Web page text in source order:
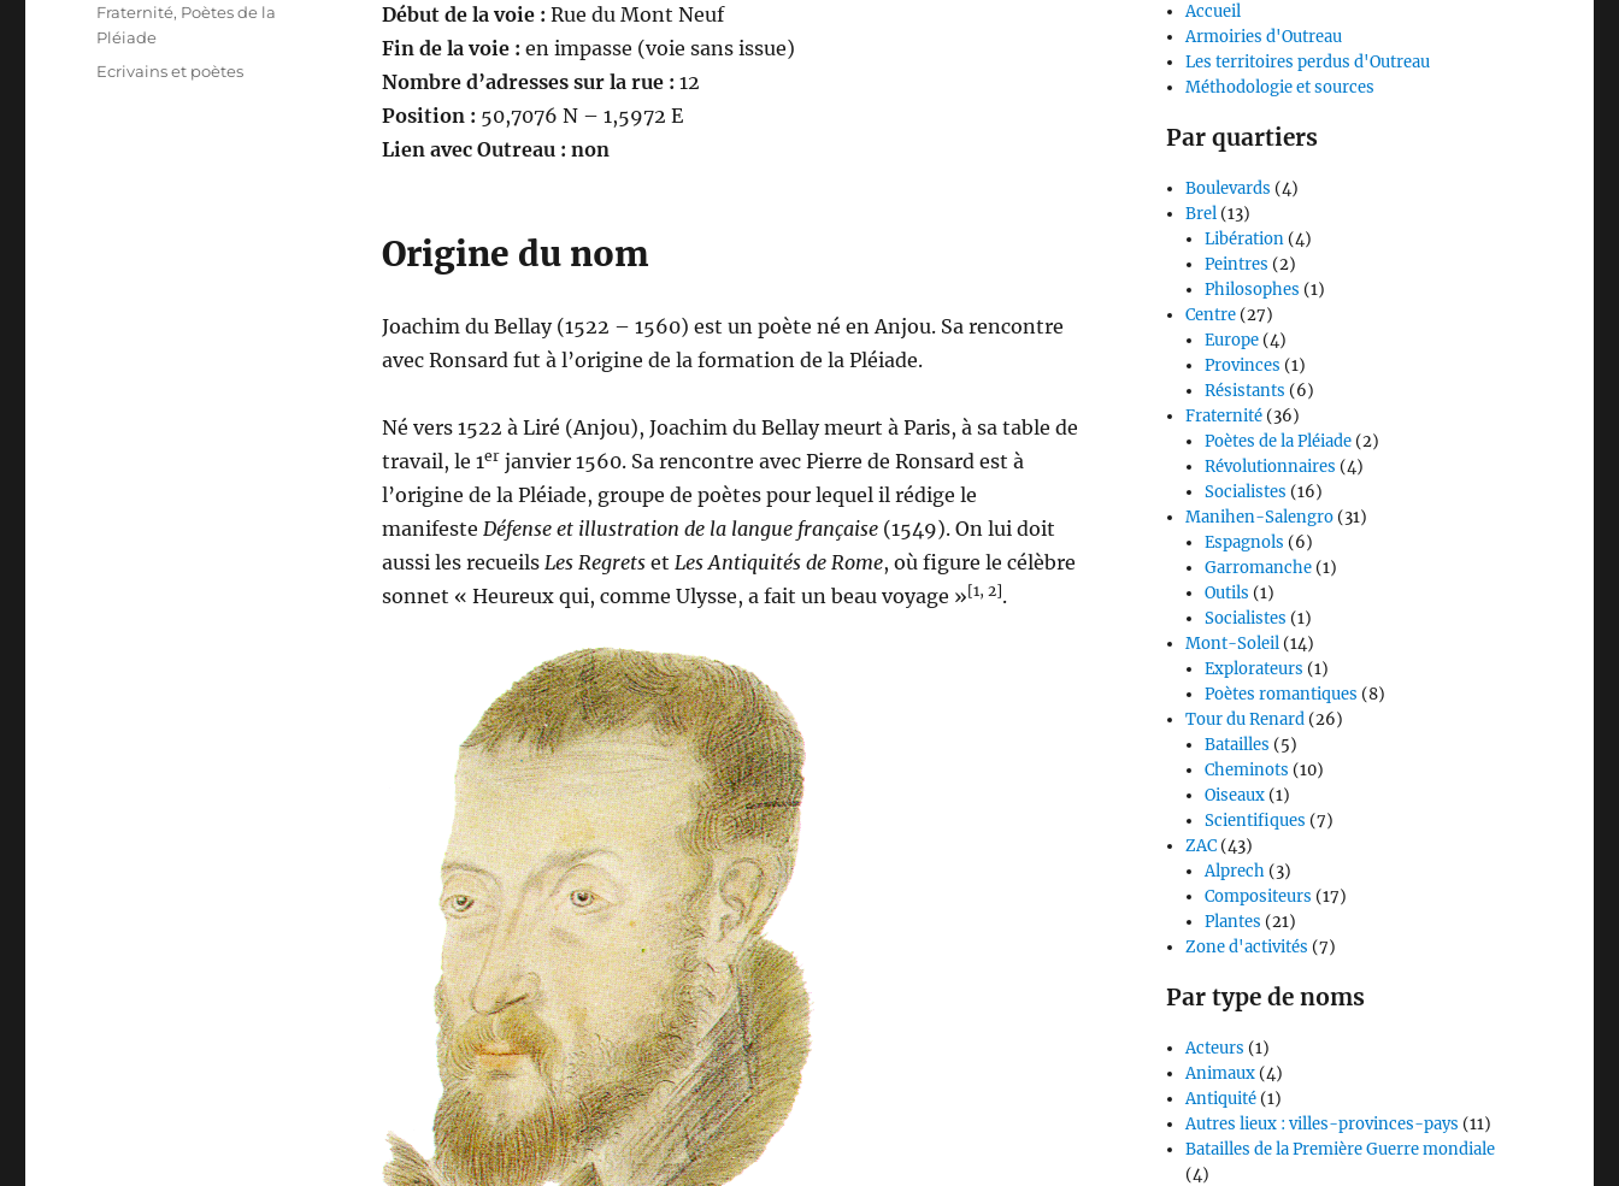
Début de la voie : Rue du Mont Neuf
Fin de la voie : en impasse (voie sans issue)
Nombre d’adresses sur la rue : 12
Position : 50,7076 N – 1,5972 E
Lien avec Outreau : non
Origine du nom
Joachim du Bellay (1522 – 1560) est un poète né en Anjou. Sa rencontre
avec Ronsard fut à l’origine de la formation de la Pléiade.
Né vers 1522 à Liré (Anjou), Joachim du Bellay meurt à Paris, à sa table de
travail, le 1erjanvier 1560. Sa rencontre avec Pierre de Ronsard est à
l’origine de la Pléiade, groupe de poètes pour lequel il rédige le
manifeste Défense et illustration de la langue française(1549). On lui doit
aussi les recueils Les Regretset Les Antiquités de Rome, où figure le célèbre
sonnet « Heureux qui, comme Ulysse, a fait un beau voyage »[1, 2].
Catégories
Fraternité, Poètes de la
Pléiade
Étiquettes
Ecrivains et poètes
Accueil
Armoiries d'Outreau
Les territoires perdus d'Outreau
Méthodologie et sources
Par quartiers
Boulevards (4)
Brel (13)
Libération (4)
Peintres (2)
Philosophes (1)
Centre (27)
Europe (4)
Provinces (1)
Résistants (6)
Fraternité (36)
Poètes de la Pléiade (2)
Révolutionnaires (4)
Socialistes (16)
Manihen-Salengro (31)
Espagnols (6)
Garromanche (1)
Outils (1)
Socialistes (1)
Mont-Soleil (14)
Explorateurs (1)
Poètes romantiques (8)
Tour du Renard (26)
Batailles (5)
Cheminots (10)
Oiseaux (1)
Scientifiques (7)
ZAC (43)
Alprech (3)
Compositeurs (17)
Plantes (21)
Zone d'activités (7)
Par type de noms
Acteurs (1)
Animaux (4)
Antiquité (1)
Autres lieux : villes-provinces-pays (11)
Batailles de la Première Guerre mondiale
(4)